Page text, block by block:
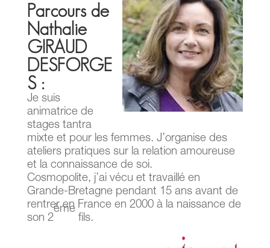
Parcours de
Nathalie
GIRAUD
DESFORGE
S :
Je suis
animatrice de
stages tantra
mixte et pour les femmes. J’organise des
ateliers pratiques sur la relation amoureuse
et la connaissance de soi.
Cosmopolite, j’ai vécu et travaillé en
Grande-Bretagne pendant 15 ans avant de
rentrer en France en 2000 à la naissance de
son 2
ème
fils.